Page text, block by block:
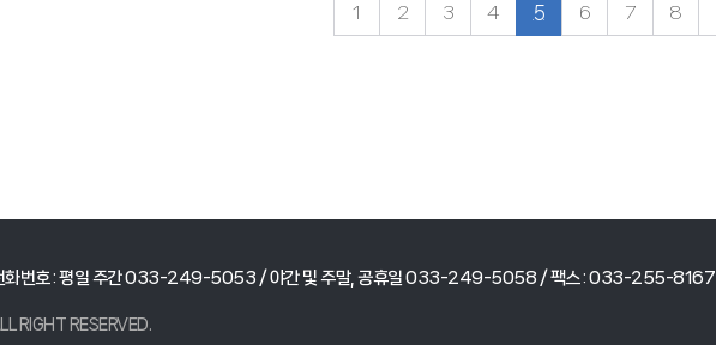
1 2 3 4 5 6 7 8
화번호 : 평일 주간 033-249-5053 / 야간 및 주말, 공휴일 033-249-5058 / 팩스 : 033-255-8167
RIGHT RESERVED.